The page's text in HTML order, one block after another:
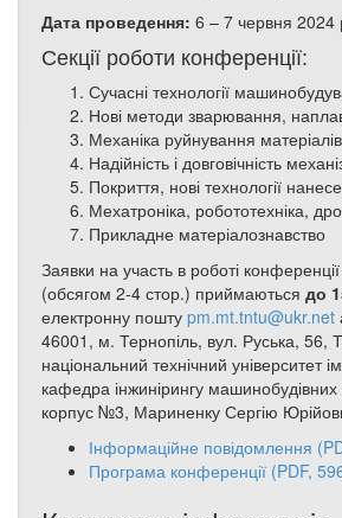
Дата проведення: 6 – 7 червня 2024
Секції роботи конференції:
Сучасні технології
Нові методи зварювання,
Механіка руйнування матеріалів
Надійність і довговічність
Покриття, нові технології
Мехатроніка, робототехніка,
Прикладне матеріалознавство
Заявки на участь в роботі
(обсягом 2-4 стор.) приймаються до
електронну пошту pm.mt.tntu@ukr.net
46001, м. Тернопіль, вул. Руська, 56,
національний технічний університет
кафедра інжинірингу
корпус №3, Мариненку Сергію
Інформаційне повідомлення
Програма конференції (PDF,